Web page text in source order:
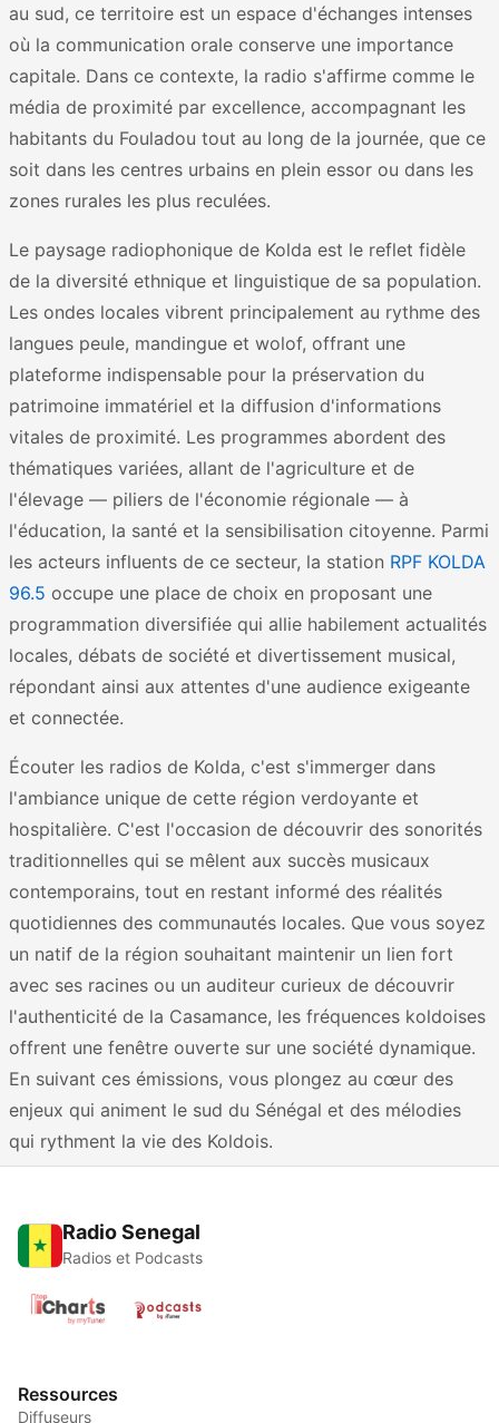
au sud, ce territoire est un espace d'échanges intenses
où la communication orale conserve une importance
capitale. Dans ce contexte, la radio s'affirme comme le
média de proximité par excellence, accompagnant les
habitants du Fouladou tout au long de la journée, que ce
soit dans les centres urbains en plein essor ou dans les
zones rurales les plus reculées.
Le paysage radiophonique de Kolda est le reflet fidèle
de la diversité ethnique et linguistique de sa population.
Les ondes locales vibrent principalement au rythme des
langues peule, mandingue et wolof, offrant une
plateforme indispensable pour la préservation du
patrimoine immatériel et la diffusion d'informations
vitales de proximité. Les programmes abordent des
thématiques variées, allant de l'agriculture et de
l'élevage — piliers de l'économie régionale — à
l'éducation, la santé et la sensibilisation citoyenne. Parmi
les acteurs influents de ce secteur, la station RPF KOLDA
96.5 occupe une place de choix en proposant une
programmation diversifiée qui allie habilement actualités
locales, débats de société et divertissement musical,
répondant ainsi aux attentes d'une audience exigeante
et connectée.
Écouter les radios de Kolda, c'est s'immerger dans
l'ambiance unique de cette région verdoyante et
hospitalière. C'est l'occasion de découvrir des sonorités
traditionnelles qui se mêlent aux succès musicaux
contemporains, tout en restant informé des réalités
quotidiennes des communautés locales. Que vous soyez
un natif de la région souhaitant maintenir un lien fort
avec ses racines ou un auditeur curieux de découvrir
l'authenticité de la Casamance, les fréquences koldoises
offrent une fenêtre ouverte sur une société dynamique.
En suivant ces émissions, vous plongez au cœur des
enjeux qui animent le sud du Sénégal et des mélodies
qui rythment la vie des Koldois.
Radio Senegal
Radios et Podcasts
Ressources
Diffuseurs